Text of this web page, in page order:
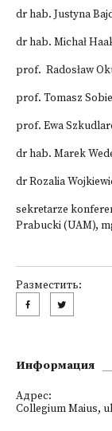
dr hab. Justyna
dr hab. Michał
prof. Radosław
prof. Tomasz
prof. Ewa
dr hab. Marek
dr Rozalia
sekretarze
Prabucki (UAM),
Разместить:
Информация
Адрес:
Collegium Maius,